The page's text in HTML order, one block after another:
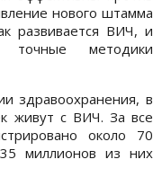
нового штамма
развивается ВИЧ, и
точные методики
здравоохранения, в
живут с ВИЧ. За все
около 70
миллионов из них